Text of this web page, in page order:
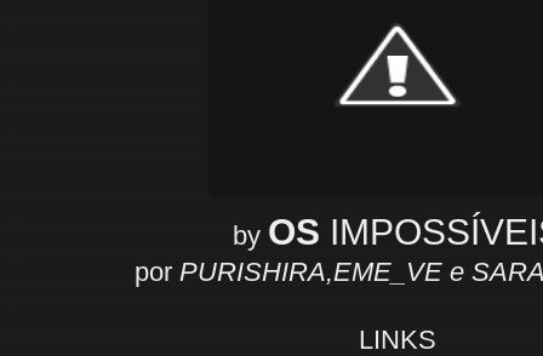
by OS
por PURISHIRA,EME_VE e
LINKS